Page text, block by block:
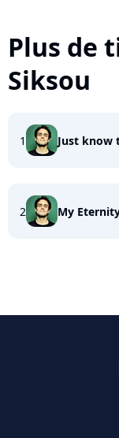
Plus de
Siksou
1 Just know
2 My